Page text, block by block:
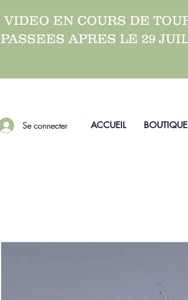
VIDEO EN COURS DE
PASSEES APRES LE 29
ACCUEIL BOUTIQUE
Se connecter